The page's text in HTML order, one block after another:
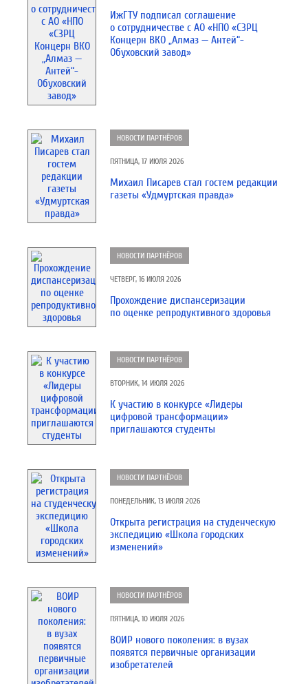
ИжГТУ подписал соглашение
о сотрудничестве с АО «НПО «СЗРЦ
Концерн ВКО „Алмаз — Антей“-
Обуховский завод»
НОВОСТИ ПАРТНЁРОВ
ПЯТНИЦА, 17 ИЮЛЯ 2026
Михаил Писарев стал гостем редакции
газеты «Удмуртская правда»
НОВОСТИ ПАРТНЁРОВ
ЧЕТВЕРГ, 16 ИЮЛЯ 2026
Прохождение диспансеризации
по оценке репродуктивного здоровья
НОВОСТИ ПАРТНЁРОВ
ВТОРНИК, 14 ИЮЛЯ 2026
К участию в конкурсе «Лидеры
цифровой трансформации»
приглашаются студенты
НОВОСТИ ПАРТНЁРОВ
ПОНЕДЕЛЬНИК, 13 ИЮЛЯ 2026
Открыта регистрация на студенческую
экспедицию «Школа городских
изменений»
НОВОСТИ ПАРТНЁРОВ
ПЯТНИЦА, 10 ИЮЛЯ 2026
ВОИР нового поколения: в вузах
появятся первичные организации
изобретателей